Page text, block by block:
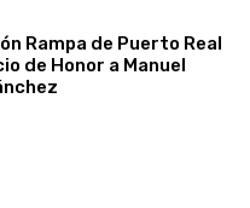
Rampa de Puerto Real
de Honor a Manuel